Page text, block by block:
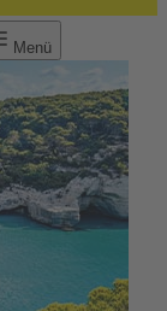
Menü